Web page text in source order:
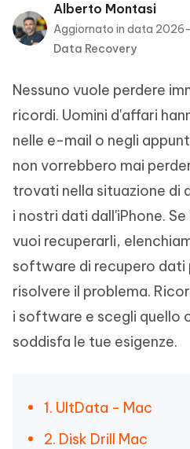
PDNob
PDF
New
iAnyGo
Alberto Montasi
Aggiornato in data
Data Recovery
Nessuno vuole perdere
ricordi. Uomini d'affari
nelle e-mail o negli
non vorrebbero mai
trovati nella situazione di
i nostri dati dall'iPhone.
vuoi recuperarli,
software di recupero dati
risolvere il problema.
i software e scegli quello
soddisfa le tue esigenze.
1. UltData - Mac
2. Disk Drill Mac